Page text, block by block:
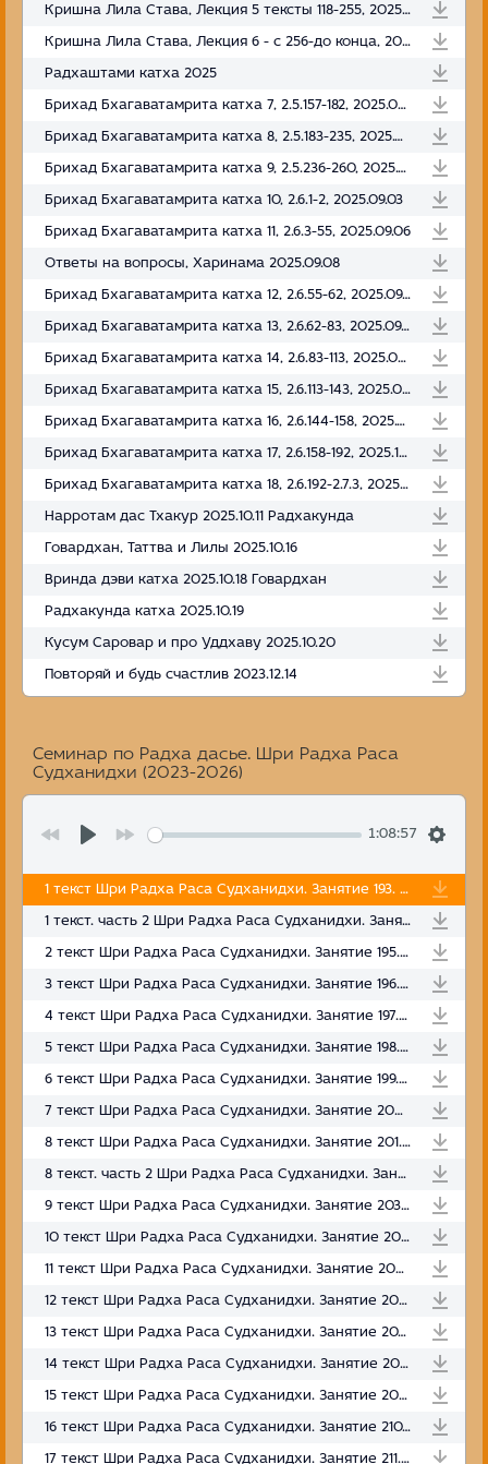
Кришна Лила Става, Лекция 5 тексты 118-255, 2025.08.16
Кришна Лила Става, Лекция 6 - с 256-до конца, 2025.08.16
Радхаштами катха 2025
Брихад Бхагаватамрита катха 7, 2.5.157-182, 2025.08.23
Брихад Бхагаватамрита катха 8, 2.5.183-235, 2025.08.27
Брихад Бхагаватамрита катха 9, 2.5.236-260, 2025.08.29
Брихад Бхагаватамрита катха 10, 2.6.1-2, 2025.09.03
Брихад Бхагаватамрита катха 11, 2.6.3-55, 2025.09.06
Ответы на вопросы, Харинама 2025.09.08
Брихад Бхагаватамрита катха 12, 2.6.55-62, 2025.09.13
Брихад Бхагаватамрита катха 13, 2.6.62-83, 2025.09.19
Брихад Бхагаватамрита катха 14, 2.6.83-113, 2025.06.24
Брихад Бхагаватамрита катха 15, 2.6.113-143, 2025.09.27
Брихад Бхагаватамрита катха 16, 2.6.144-158, 2025.09.30
Брихад Бхагаватамрита катха 17, 2.6.158-192, 2025.10.02
Брихад Бхагаватамрита катха 18, 2.6.192-2.7.3, 2025.10.05
Нарротам дас Тхакур 2025.10.11 Радхакунда
Говардхан, Таттва и Лилы 2025.10.16
Вринда дэви катха 2025.10.18 Говардхан
Радхакунда катха 2025.10.19
Кусум Саровар и про Уддхаву 2025.10.20
Повторяй и будь счастлив 2023.12.14
Семинар по Радха дасье. Шри Радха Раса
Судханидхи (2023-2026)
1:08:57
1 текст Шри Радха Раса Судханидхи. Занятие 193. МСИ. 06.10.2023
1 текст. часть 2 Шри Радха Раса Судханидхи. Занятие 194. МСИ. 07.10.2023
2 текст Шри Радха Раса Судханидхи. Занятие 195. Вриндаван. 11.10.2023
3 текст Шри Радха Раса Судханидхи. Занятие 196. Вриндаван. 12.10.2023
4 текст Шри Радха Раса Судханидхи. Занятие 197. Вриндаван. 13.10.2023
5 текст Шри Радха Раса Судханидхи. Занятие 198. Вриндаван. 14.10.2023
6 текст Шри Радха Раса Судханидхи. Занятие 199. Вриндаван. 15.10.2023
7 текст Шри Радха Раса Судханидхи. Занятие 200. Вриндаван. 16.10.2023
8 текст Шри Радха Раса Судханидхи. Занятие 201. Вриндаван. 17.10.2023
8 текст. часть 2 Шри Радха Раса Судханидхи. Занятие 202. Вриндаван. 18.10.2023
9 текст Шри Радха Раса Судханидхи. Занятие 203. Вриндаван. 19.10.2023
10 текст Шри Радха Раса Судханидхи. Занятие 204. Вриндаван. 20.10.2023
11 текст Шри Радха Раса Судханидхи. Занятие 205. Вриндаван. 21.10.2023
12 текст Шри Радха Раса Судханидхи. Занятие 206. Вриндаван. 22.10.2023
13 текст Шри Радха Раса Судханидхи. Занятие 207. Вриндаван. 23.10.2023
14 текст Шри Радха Раса Судханидхи. Занятие 208. Вриндаван. 24.10.2023
15 текст Шри Радха Раса Судханидхи. Занятие 209. Вриндаван. 25.10.2023
16 текст Шри Радха Раса Судханидхи. Занятие 210. Вриндаван. 26.10.2023
17 текст Шри Радха Раса Судханидхи. Занятие 211. Вриндаван. 27.10.2023